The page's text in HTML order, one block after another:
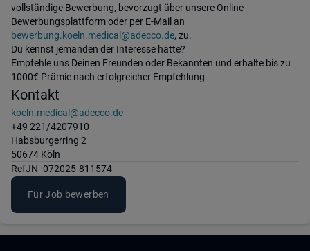
vollständige Bewerbung, bevorzugt über unsere Online-
Bewerbungsplattform oder per E-Mail an
bewerbung.koeln.medical@adecco.de, zu.
Du kennst jemanden der Interesse hätte?
Empfehle uns Deinen Freunden oder Bekannten und erhalte bis zu
1000€ Prämie nach erfolgreicher Empfehlung.
Kontakt
koeln.medical@adecco.de
+49 221/4207910
Habsburgerring 2
50674 Köln
RefJN -072025-811574
Für Job bewerben